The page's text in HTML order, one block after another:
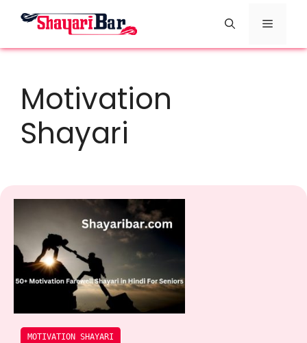
Menu
Motivation
Shayari
MOTIVATION SHAYARI